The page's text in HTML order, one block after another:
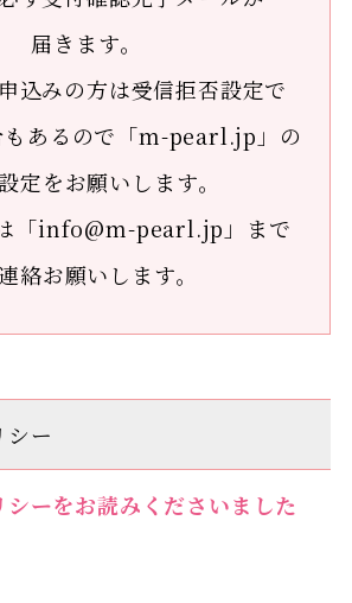
届きます。
込みの方は受信拒否設定で
もあるので「m-pearl.jp」の
定をお願いします。
「info@m-pearl.jp」まで
絡お願いします。
シー
ーをお読みくださいました